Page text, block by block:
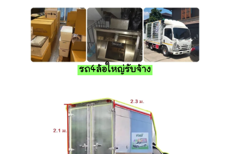
รถ4ล้อใหญ่รับจ้าง